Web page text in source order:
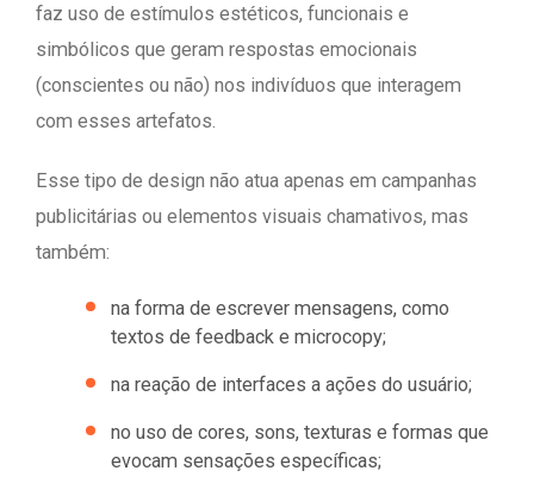
faz uso de estímulos estéticos, funcionais e
simbólicos que geram respostas emocionais
(conscientes ou não) nos indivíduos que interagem
com esses artefatos.
Esse tipo de design não atua apenas em campanhas
publicitárias ou elementos visuais chamativos, mas
também:
na forma de escrever mensagens, como
textos de feedback e microcopy;
na reação de interfaces a ações do usuário;
no uso de cores, sons, texturas e formas que
evocam sensações específicas;